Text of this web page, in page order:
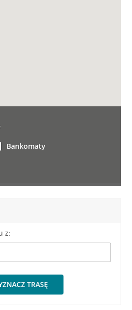
z:
TRASĘ
Bankomaty